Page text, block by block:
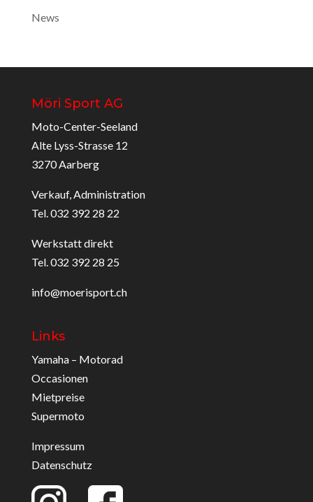
News
Möri Sport AG
Moto-Center-Seeland
Alte Lyss-Strasse 12
3270 Aarberg
Verkauf, Administration
Tel. 032 392 28 22
Werkstatt direkt
Tel. 032 392 28 25
info@moerisport.ch
Links
Yamaha – Motorad
Occasionen
Mietpreise
Supermoto
Impressum
Datenschutz